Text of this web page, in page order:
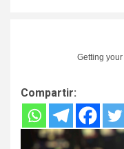
Getting your
Compartir: